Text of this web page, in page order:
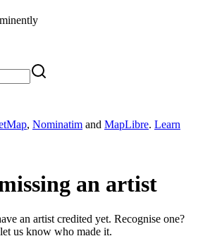
, Nominatim and MapLibre. Learn
an artist
an artist credited yet. Recognise one?
us know who made it.